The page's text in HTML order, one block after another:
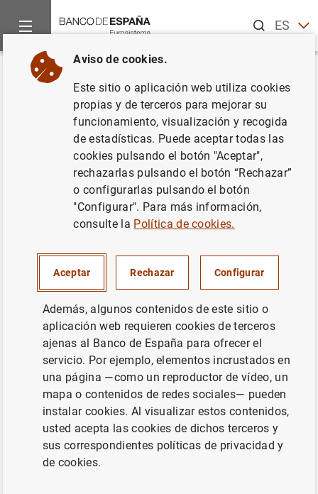
ESEN
Inicio Noticias y eventos
Volver
El principal índice de referencia
de los créditos hipotecarios
(euríbor) baja al 2,252%
SITUACIÓN ECONÓMICA
ESPAÑA
El principal índice de referencia de los
créditos hipotecarios (euríbor) baja al
2,252% (115
KB
Siguiente
Balanza de Pagos en marzo d...
Aviso de cookies.
Este sitio o aplicación web utiliza cookies
propias y de terceros para mejorar su
funcionamiento, visualización y recogida
de estadísticas. Puede aceptar todas las
cookies pulsando el botón "Aceptar",
rechazarlas pulsando el botón “Rechazar”
o configurarlas pulsando el botón
"Configurar". Para más información,
consulte la Política de cookies.
Aceptar Rechazar Configurar
Además, algunos contenidos de este sitio o
aplicación web requieren cookies de terceros
ajenas al Banco de España para ofrecer el
servicio. Por ejemplo, elementos incrustados en
una página —como un reproductor de vídeo, un
mapa o contenidos de redes sociales— pueden
instalar cookies. Al visualizar estos contenidos,
usted acepta las cookies de dichos terceros y
sus correspondientes políticas de privacidad y
de cookies.